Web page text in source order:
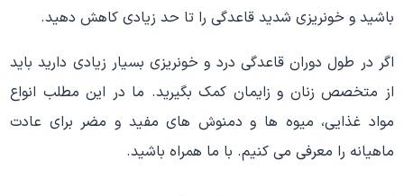
باشید و خونریزی شدید قاعدگی را تا حد زیادی کاهش دهید.
اگر در طول دوران قاعدگی درد و خونریزی بسیار زیادی دارید باید
از متخصص زنان و زایمان کمک بگیرید. ما در این مطلب انواع
مواد غذایی، میوه ها و دمنوش های مفید و مضر برای عادت
ماهیانه را معرفی می کنیم. با ما همراه باشید.